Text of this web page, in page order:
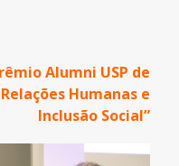
Alumni USP de
Humanas e
Inclusão Social”